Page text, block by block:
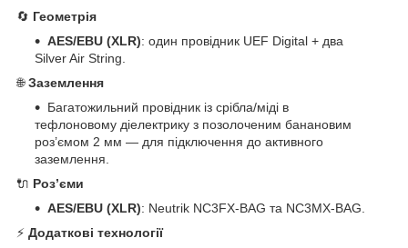
🔄 Геометрія
AES/EBU (XLR): один провідник UEF Digital + два
Silver Air String.
🌐Заземлення
Багатожильний провідник із срібла/міді в
тефлоновому діелектрику з позолоченим банановим
роз’ємом 2 мм — для підключення до активного
заземлення.
🔌 Роз’єми
AES/EBU (XLR): Neutrik NC3FX-BAG та NC3MX-BAG.
⚡ Додаткові технології